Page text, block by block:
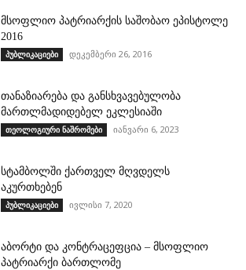
მსოფლიო პატრიარქის საშობაო ეპისტოლე
2016
პუბლიკაციები დეკემბერი 26, 2016
თანაზიარება და განსხვავებულობა
მართლმადიდებელ ეკლესიაში
თეოლოგიური ნაშრომები იანვარი 6, 2023
სტამბოლში ქართველ მღვდელს
აკურთხებენ
პუბლიკაციები ივლისი 7, 2020
აბორტი და კონტრაცეფცია – მსოფლიო
პატრიარქი ბართლომე